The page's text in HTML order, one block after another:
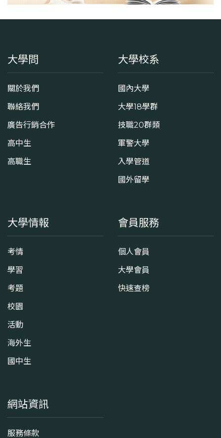
學系地址
臺南市東區大學路1號
大學問
關於我們
聯絡我們
廣告行銷合作
高中生
高職生
大學校系
國內大學
大學18學群
技職20群類
軍警大學
入學管道
國外留學
大學情報
考情
學習
考題
校園
活動
海外生
國中生
會員服務
個人會員
大學會員
快速查榜
網站資訊
服務條款